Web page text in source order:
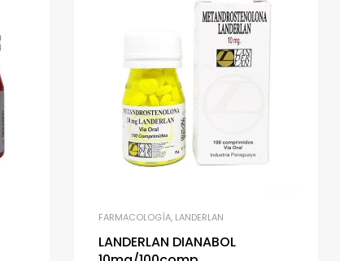
FARMACOLOGÍA, LANDERLAN
LANDERLAN DIANABOL